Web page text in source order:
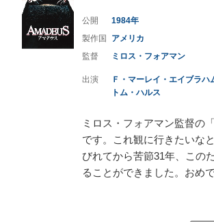
1984
アメリカ
ミロス・フォアマン
Ｆ・マーレイ・エイブラハ
トム・ハルス
ミロス・フォアマン監督の
です。これ観に行きたいな
びれてから苦節31年、この
ることができました。おめ